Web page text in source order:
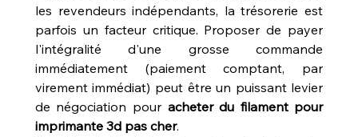
les revendeurs indépendants, la trésorerie est
parfois un facteur critique. Proposer de payer
l'intégralité d'une grosse commande
immédiatement (paiement comptant, par
virement immédiat) peut être un puissant levier
de négociation pour acheter du filament pour
imprimante 3d pas cher.